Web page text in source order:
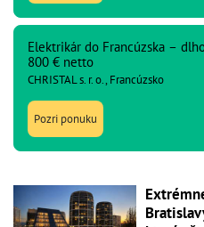
Elektrikár do Francúzska –
800 € netto
CHRISTAL s. r. o., Francúzsko
Pozri ponuku